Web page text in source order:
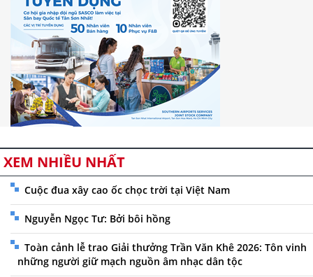
XEM NHIỀU NHẤT
Cuộc đua xây cao ốc chọc trời tại Việt Nam
Nguyễn Ngọc Tư: Bởi bôi hồng
Toàn cảnh lễ trao Giải thưởng Trần Văn Khê 2026: Tôn vinh
những người giữ mạch nguồn âm nhạc dân tộc